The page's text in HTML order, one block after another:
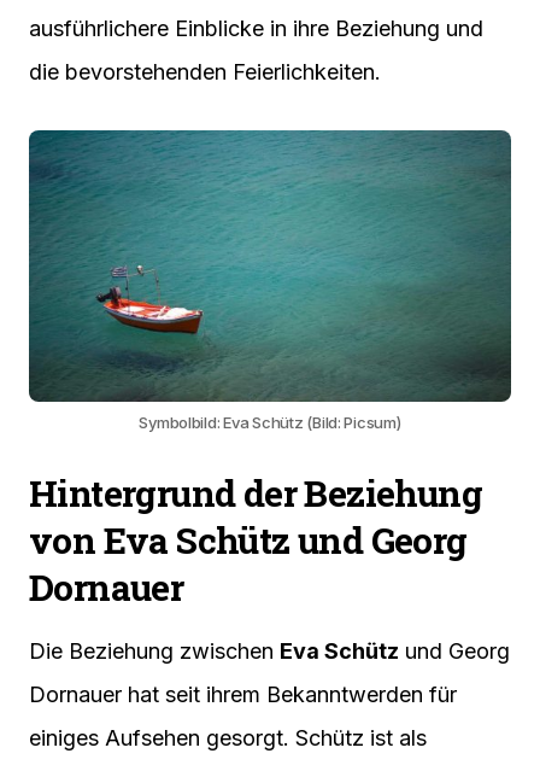
ausführlichere Einblicke in ihre Beziehung und
die bevorstehenden Feierlichkeiten.
Symbolbild: Eva Schütz (Bild: Picsum)
Hintergrund der Beziehung
von Eva Schütz und Georg
Dornauer
Die Beziehung zwischen Eva Schütz und Georg
Dornauer hat seit ihrem Bekanntwerden für
einiges Aufsehen gesorgt. Schütz ist als